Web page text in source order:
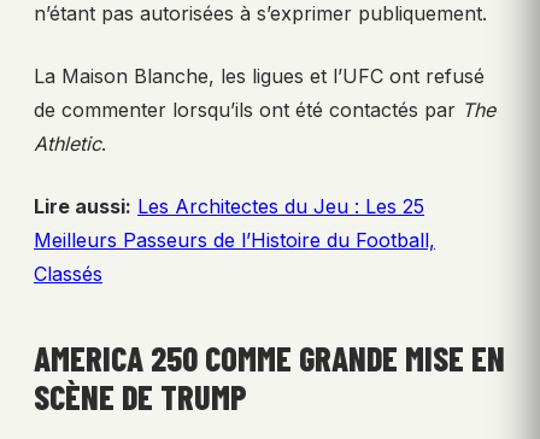
n’étant pas autorisées à s’exprimer publiquement.
La Maison Blanche, les ligues et l’UFC ont refusé
de commenter lorsqu’ils ont été contactés par The
Athletic.
Lire aussi: Les Architectes du Jeu : Les 25
Meilleurs Passeurs de l’Histoire du Football,
Classés
AMERICA 250 COMME GRANDE MISE EN
SCÈNE DE TRUMP